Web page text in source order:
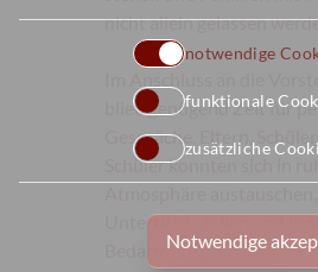
notwendige
funktionale
zusätzliche
Notwendige
nicht allein gelassen
blieb genügend Zeit für
Gespräche. Eltern,
Schüler konnten sich in
Unterricht stellen und
Bedarfe ansprechen.